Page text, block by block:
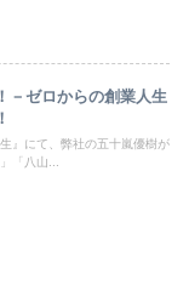
－ゼロからの創業人生
』にて、弊社の五十嵐優樹が
「八山...